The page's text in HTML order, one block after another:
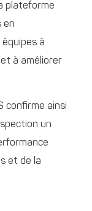
plateforme
en
à
à améliorer
confirme ainsi
un
et de la